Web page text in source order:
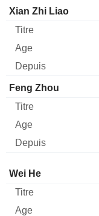
Xian Zhi Liao
Feng Zhou
Administrateur
Wei He